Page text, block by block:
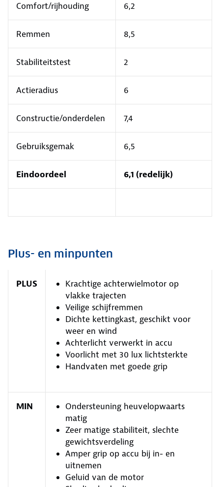
Comfort/rijhouding 6,2
Remmen 8,5
Stabiliteitstest 2
Actieradius 6
Constructie/onderdelen 7,4
Gebruiksgemak 6,5
Eindoordeel 6,1 (redelijk)
Plus- en minpunten
PLUS
Krachtige achterwielmotor op
vlakke trajecten
Veilige schijfremmen
Dichte kettingkast, geschikt voor
weer en wind
Achterlicht verwerkt in accu
Voorlicht met 30 lux lichtsterkte
Handvaten met goede grip
MIN
Ondersteuning heuvelopwaarts
matig
Zeer matige stabiliteit, slechte
gewichtsverdeling
Amper grip op accu bij in- en
uitnemen
Geluid van de motor